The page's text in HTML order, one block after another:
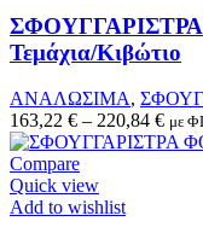
product
page
product
has
multiple
The
options
may
be
chosen
on
Τεμάχια/Κιβώτιο
ΑΝΑΛΩΣΙΜΑ,
163,22 € – 220,84 € με
Compare
Quick view
Add to wishlist